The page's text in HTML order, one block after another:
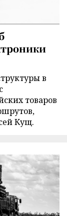
в
товаров
Кущ.